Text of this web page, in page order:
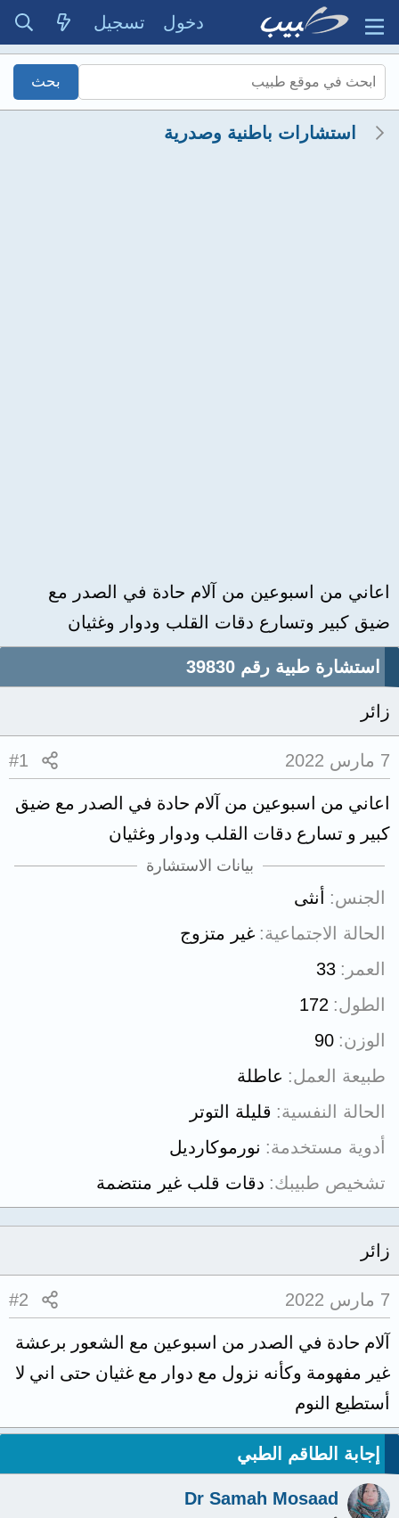
دخول تسجيل
استشارات باطنية وصدرية
اعاني من اسبوعين من آلام حادة في الصدر مع
ضيق كبير وتسارع دقات القلب ودوار وغثيان
استشارة طبية رقم 39830
زائر
7 مارس 2022 #1
اعاني من اسبوعين من آلام حادة في الصدر مع ضيق
كبير و تسارع دقات القلب ودوار وغثيان
بيانات الاستشارة
الجنس
أنثى
الحالة الاجتماعية غير متزوج
العمر
33
الطول 172
الوزن 90
طبيعة العمل
عاطلة
الحالة النفسية
قليلة التوتر
أدوية مستخدمة
نورموكارديل
تشخيص طبيبك دقات قلب غير منتضمة
زائر
7 مارس 2022 #2
آلام حادة في الصدر من اسبوعين مع الشعور برعشة
غير مفهومة وكأنه نزول مع دوار مع غثيان حتى اني لا
أستطيع النوم
إجابة الطاقم الطبي
Dr Samah Mosaad